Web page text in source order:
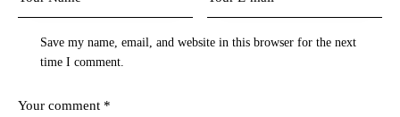
Save my name, email, and website in this browser for the next
time I comment.